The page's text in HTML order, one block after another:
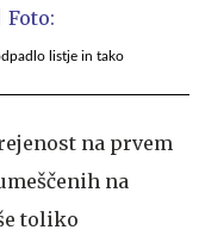
listje in tako
na prvem
na
toliko